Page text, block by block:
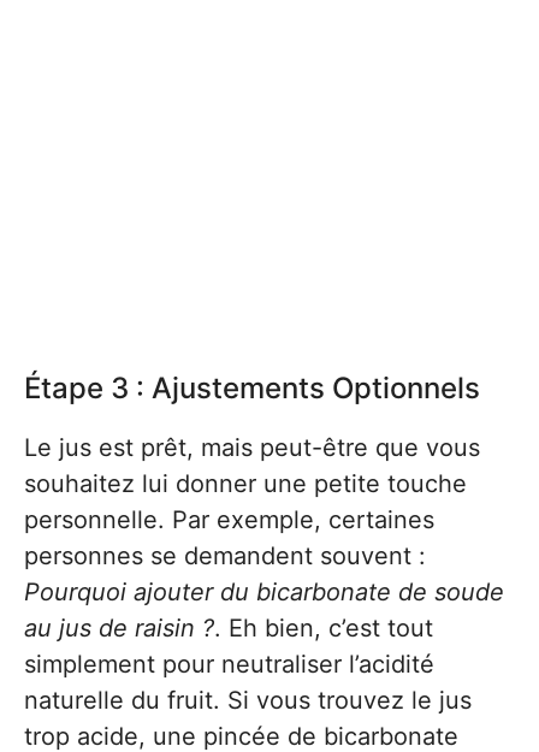
Étape 3 : Ajustements Optionnels
Le jus est prêt, mais peut-être que vous
souhaitez lui donner une petite touche
personnelle. Par exemple, certaines
personnes se demandent souvent :
Pourquoi ajouter du bicarbonate de soude
au jus de raisin ?. Eh bien, c’est tout
simplement pour neutraliser l’acidité
naturelle du fruit. Si vous trouvez le jus
trop acide, une pincée de bicarbonate